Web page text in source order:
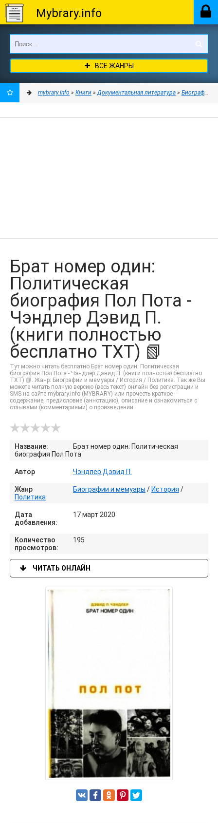
Mybrary.info
ВСЕ ЖАНРЫ
mybrary.info » Книги »Документальная литература » Биографии
Брат номер один:
Политическая
биография Пол Пота -
Чэндлер Дэвид П.
(книги полностью
бесплатно TXT) 📗
Тут можно читать бесплатно Брат номер один: Политическая
биография Пол Пота - Чэндлер Дэвид П. (книги полностью бесплатно
TXT) 📗. Жанр: Биографии и мемуары / История / Политика. Так же Вы
можете читать полную версию (весь текст) онлайн без регистрации и
SMS на сайте mybrary.info (MYBRARY) или прочесть краткое
содержание, предисловие (аннотацию), описание и ознакомиться с
отзывами (комментариями) о произведении.
Название:
Брат номер один: Политическая
биография Пол Пота
Автор Чэндлер Дэвид П.
Жанр Биографии и мемуары / История /
Политика
Дата
добавления:
17 март 2020
Количество
просмотров:
195
ЧИТАТЬ ОНЛАЙН